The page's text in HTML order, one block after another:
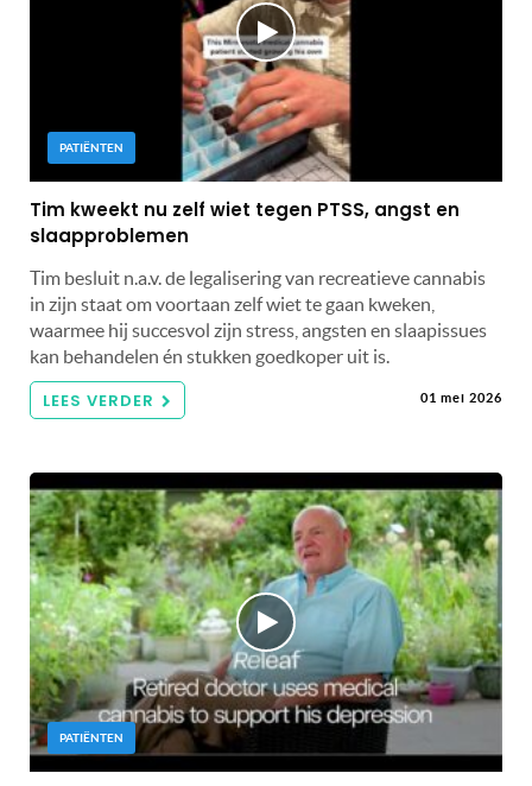
PATIËNTEN
Tim kweekt nu zelf wiet tegen PTSS, angst en
slaapproblemen
Tim besluit n.a.v. de legalisering van recreatieve cannabis
in zijn staat om voortaan zelf wiet te gaan kweken,
waarmee hij succesvol zijn stress, angsten en slaapissues
kan behandelen én stukken goedkoper uit is.
LEES VERDER 01 mei 2026
PATIËNTEN